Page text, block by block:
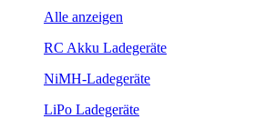
Alle anzeigen
RC Akku Ladegeräte
NiMH-Ladegeräte
LiPo Ladegeräte